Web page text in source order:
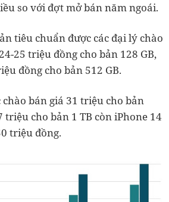
so với đợt mở bán năm ngoái.
tiêu chuẩn được các đại lý chào
25 triệu đồng cho bản 128 GB,
đồng cho bản 512 GB.
bán giá 31 triệu cho bản
triệu cho bản 1 TB còn iPhone 14
triệu đồng.